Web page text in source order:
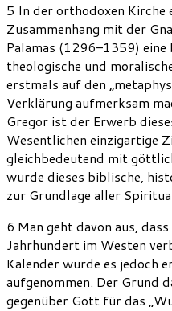
5 In der orthodoxen Kirche
Zusammenhang mit der
Palamas (1296–1359) eine
theologische und
erstmals auf den
Verklärung aufmerksam
Gregor ist der Erwerb
Wesentlichen einzigartige
gleichbedeutend mit
wurde dieses biblische,
zur Grundlage aller
6 Man geht davon aus,
Jahrhundert im Westen
Kalender wurde es jedoch
aufgenommen. Der Grund
gegenüber Gott für das